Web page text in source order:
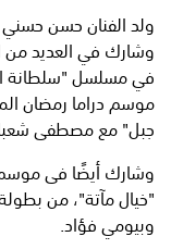
وشارك في العديد من
في مسلسل "سلطانة
موسم دراما رمضان
جبل" مع مصطفى
وشارك أيضًا فى موسم
"خيال مآتة"، من
وبيومي فؤاد.